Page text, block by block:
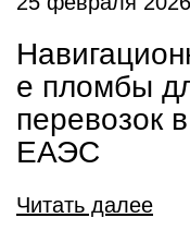
е пломбы
перевозок в
ЕАЭС
Читать далее